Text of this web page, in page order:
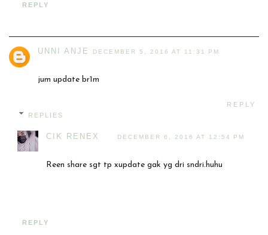
REPLY
UNNI ANJE DECEMBER 5, 2016 AT 11:31 PM
jum update br1m
REPLY
REPLIES
CIK RENEX DECEMBER 6, 2016 AT 12:54 PM
Reen share sgt tp xupdate gak yg dri sndri.huhu
REPLY